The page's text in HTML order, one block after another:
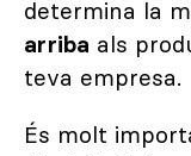
determina la
arriba als
teva empresa.
És molt